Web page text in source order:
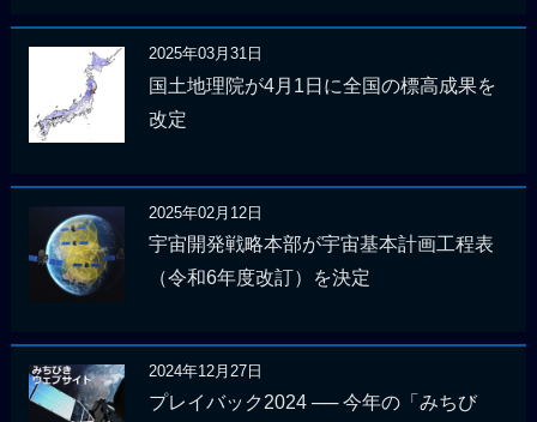
2025年03月31日
国土地理院が4月1日に全国の標高成果を
改定
2025年02月12日
宇宙開発戦略本部が宇宙基本計画工程表
（令和6年度改訂）を決定
2024年12月27日
プレイバック2024 ── 今年の「みちび